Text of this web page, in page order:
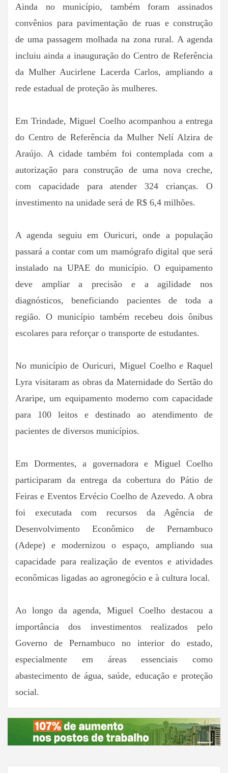
Ainda no município, também foram assinados
convênios para pavimentação de ruas e construção
de uma passagem molhada na zona rural. A agenda
incluiu ainda a inauguração do Centro de Referência
da Mulher Aucirlene Lacerda Carlos, ampliando a
rede estadual de proteção às mulheres.
Em Trindade, Miguel Coelho acompanhou a entrega
do Centro de Referência da Mulher Nelí Alzira de
Araújo. A cidade também foi contemplada com a
autorização para construção de uma nova creche,
com capacidade para atender 324 crianças. O
investimento na unidade será de R$ 6,4 milhões.
A agenda seguiu em Ouricuri, onde a população
passará a contar com um mamógrafo digital que será
instalado na UPAE do município. O equipamento
deve ampliar a precisão e a agilidade nos
diagnósticos, beneficiando pacientes de toda a
região. O município também recebeu dois ônibus
escolares para reforçar o transporte de estudantes.
No município de Ouricuri, Miguel Coelho e Raquel
Lyra visitaram as obras da Maternidade do Sertão do
Araripe, um equipamento moderno com capacidade
para 100 leitos e destinado ao atendimento de
pacientes de diversos municípios.
Em Dormentes, a governadora e Miguel Coelho
participaram da entrega da cobertura do Pátio de
Feiras e Eventos Ervécio Coelho de Azevedo. A obra
foi executada com recursos da Agência de
Desenvolvimento Econômico de Pernambuco
(Adepe) e modernizou o espaço, ampliando sua
capacidade para realização de eventos e atividades
econômicas ligadas ao agronegócio e à cultura local.
Ao longo da agenda, Miguel Coelho destacou a
importância dos investimentos realizados pelo
Governo de Pernambuco no interior do estado,
especialmente em áreas essenciais como
abastecimento de água, saúde, educação e proteção
social.